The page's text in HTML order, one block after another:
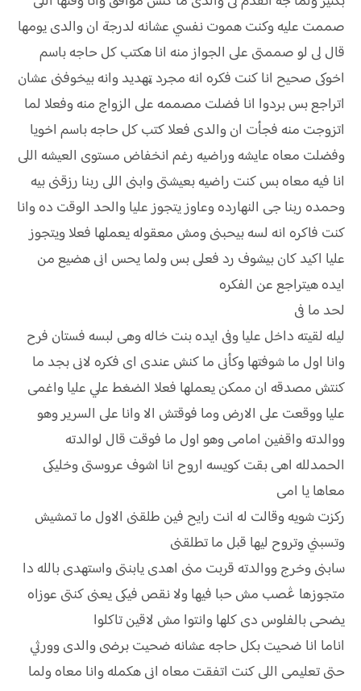
صممت عليه وكنت ھموت نفسي عشانه لدرجة ان والدى يومها
قال لى لو صممتى على الجواز منه انا هكتب كل حاجه باسم
اخوكى صحيح انا كنت فكره انه مجرد ټهديد وانه بيخوفنى عشان
اتراجع بس بردوا انا فضلت مصممه على الزواج منه وفعلا لما
اتزوجت منه فجأت ان والدى فعلا كتب كل حاجه باسم اخويا
وفضلت معاه عايشه وراضيه رغم انخفاض مستوى العيشه اللى
انا فيه معاه بس كنت راضيه بعيشتى وابنى اللى ربنا رزقنى بيه
وحمده ربنا جى النهارده وعاوز يتجوز عليا والحد الوقت ده وانا
كنت فاكره انه لسه بيحبنى ومش معقوله يعملها فعلا ويتجوز
عليا اكيد كان بيشوف رد فعلى بس ولما يحس انى هضيع من
ايده هيتراجع عن الفكره
لحد ما فى
ليله لقيته داخل عليا وفى ايده بنت خاله وهى لبسه فستان فرح
وانا اول ما شوفتها وكأنى ما كنش عندى اى فكره لانى بجد ما
كنتش مصدقه ان ممكن يعملها فعلا الضغط علي عليا واغمى
عليا ووقعت على الارض وما فوقتش الا وانا على السرير وهو
ووالدته واقفين امامى وهو اول ما فوقت قال لوالدته
الحمدلله اهى بقت كويسه اروح انا اشوف عروستى وخليكى
معاها يا امى
ركزت شويه وقالت له انت رايح فين طلقنى الاول ما تمشيش
وتسبني وتروح ليها قبل ما تطلقنى
سابنى وخرج ووالدته قربت منى اهدى يابنتى واستهدى بالله دا
متجوزها ڠصب مش حبا فيها ولا نقص فيكى يعنى كنتى عوزاه
يضحى بالفلوس دى كلها وانتوا مش لاقين تاكلوا
اناما انا ضحيت بكل حاجه عشانه ضحيت برضى والدى وورثي
حتى تعليمى اللى كنت اتفقت معاه انى هكمله وانا معاه ولما